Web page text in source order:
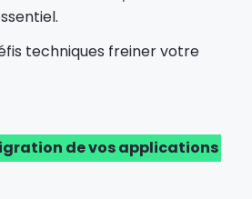
techniques freiner votre
de vos applications